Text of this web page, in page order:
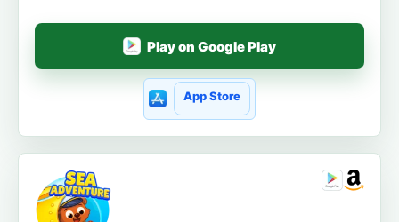
Play on Google Play
App Store